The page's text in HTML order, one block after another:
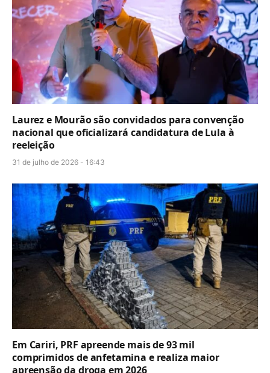
Laurez e Mourão são convidados para convenção
nacional que oficializará candidatura de Lula à
reeleição
31 de julho de 2026 - 16:43
Em Cariri, PRF apreende mais de 93 mil
comprimidos de anfetamina e realiza maior
apreensão da droga em 2026